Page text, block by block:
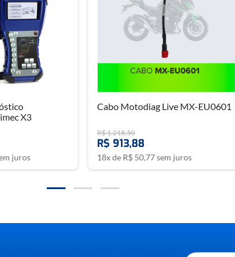
X3
juros
Cabo Motodiag Live MX-EU0601
R$1.218,50
R$ 913,88
18x de R$ 50,77sem juros